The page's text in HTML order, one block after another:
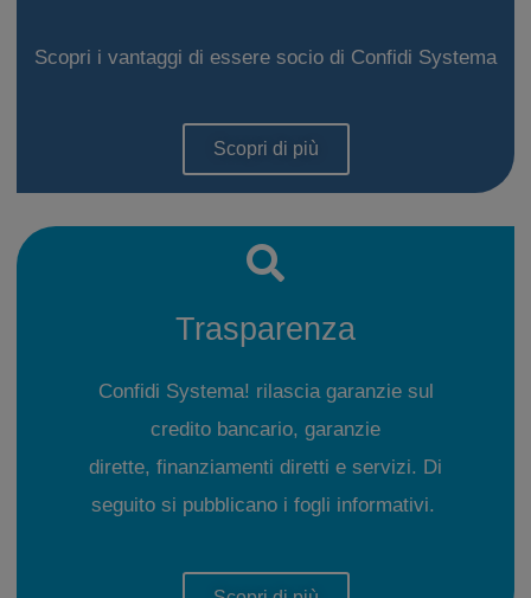
Scopri i vantaggi di essere socio di Confidi Systema
Scopri di più
Trasparenza
Confidi Systema! rilascia garanzie sul
credito bancario, garanzie
dirette, finanziamenti diretti e servizi. Di
seguito si pubblicano i fogli informativi.